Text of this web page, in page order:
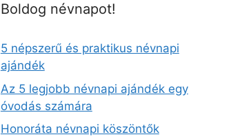
Boldog névnapot!
5 népszerű és praktikus névnapi
ajándék
Az 5 legjobb névnapi ajándék egy
óvodás számára
Honoráta névnapi köszöntők